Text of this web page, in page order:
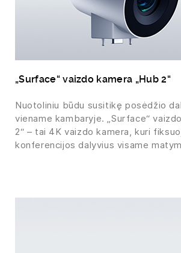
„Surface“ vaizdo kamera „Hub 2“
Nuotoliniu būdu susitikę posėdžio
viename kambaryje. „Surface“
2“ – tai 4K vaizdo kamera, kuri
konferencijos dalyvius visame